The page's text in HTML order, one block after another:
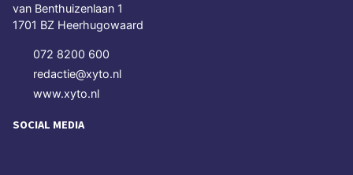
van Benthuizenlaan 1
1701 BZ Heerhugowaard
072 8200 600
redactie@xyto.nl
www.xyto.nl
SOCIAL MEDIA